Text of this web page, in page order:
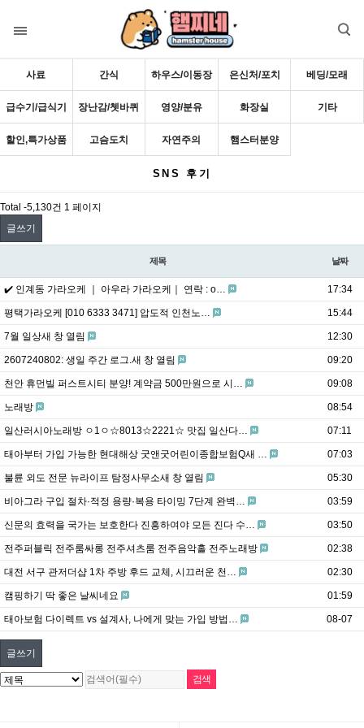
사료 간식 하우스/이동장 은신처/포치 베딩/모래
급수기/급식기 장난감/쳇바퀴 영양/분유 화장실 기타
할인,특가상품 고슴도치 자연주의 햄스터분양
SNS 후기
Total -5,130건 1 페이지
글쓰기
제목 날짜
✔️ 인계동 가라오케 ｜ 아우라 가라오케｜ 연락 : o… 17:34
평택가라오케 [010 6333 3471] 압도적 인천노… 15:44
7월 일상새 창 열림 12:30
2607240802: 생일 주간 로그.새 창 열림 09:20
천안 휴먼빌 퍼스트시티 분양! 계약금 500만원으로 시… 09:08
노래방 08:54
일산러시아노래방 ㅇ1ㅇ☆8013☆2221☆ 맛집 일산다… 07:11
태아부터 가입 가능한 현대해상 굿앤굿어린이종합보험Q새 … 07:03
불륜 외도 전문 뉴라이프 탐정사무소새 창 열림 05:30
비아그라 구입 절차·적정 용량·복용 타이밍 7단계 완벽… 03:59
신문의 효력을 국가는 보호한다 진흥하여야 모든 진다 수… 03:50
전주퍼블릭 전주룸싸롱 전주셔츠룸 전주음악홀 전주노래방 02:38
대전 서구 관저더샵 1차 주방 후드 교체, 시끄러운 천… 02:30
캠핑하기 딱 좋은 날씨네요 01:59
태아보험 다이렉트 vs 설계사, 나에게 맞는 가입 방법… 08-07
글쓰기